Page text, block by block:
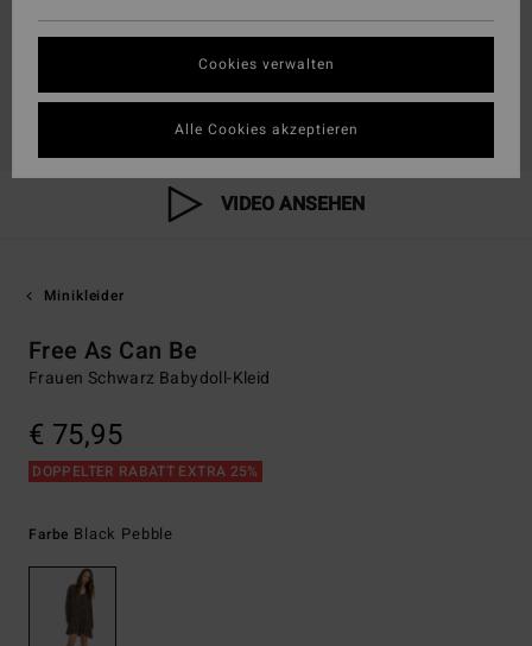
VIDEO ANSEHEN
Minikleider
Free As Can Be
Frauen Schwarz Babydoll-Kleid
€ 75,95
DOPPELTER RABATT EXTRA 25%
Farbe Black Pebble
Cookies verwalten
Alle Cookies akzeptieren